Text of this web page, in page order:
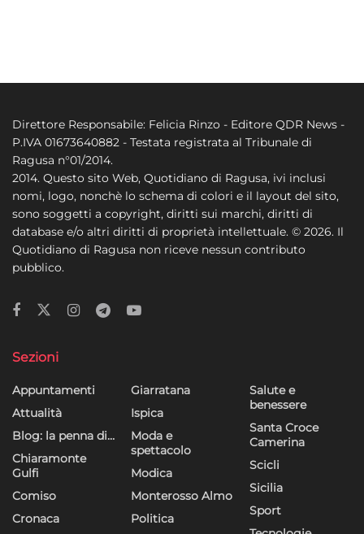
Direttore Responsabile: Felicia Rinzo - Editore QDR News -
P.IVA 01673640882 - Testata registrata al Tribunale di
Ragusa n°01/2014.
2014. Questo sito Web, Quotidiano di Ragusa, ivi inclusi
nomi, logo, nonchè lo schema di colori e il layout del sito,
sono soggetti a copyright, diritti sui marchi, diritti di
database e/o altri diritti di proprietà intellettuale. © 2026. Il
Quotidiano di Ragusa non riceve nessun contributo
pubblico.
Sezioni
Appuntamenti
Attualità
Blog: la penna di…
Chiaramonte
Gulfi
Comiso
Cronaca
Giarratana
Ispica
Moda e
spettacolo
Modica
Monterosso Almo
Politica
Salute e
benessere
Santa Croce
Camerina
Scicli
Sicilia
Sport